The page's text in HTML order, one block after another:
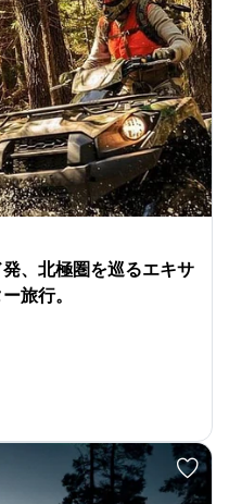
、北極圏を巡るエキサ
旅行。